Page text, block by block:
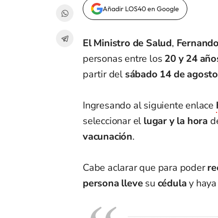
Añadir LOS40 en Google
El Ministro de Salud,
personas entre los 20 y 24
partir del sábado 14 de
Ingresando al siguiente enlace
seleccionar el lugar y la hora
vacunación.
Cabe aclarar que para poder
persona llevesu cédulay